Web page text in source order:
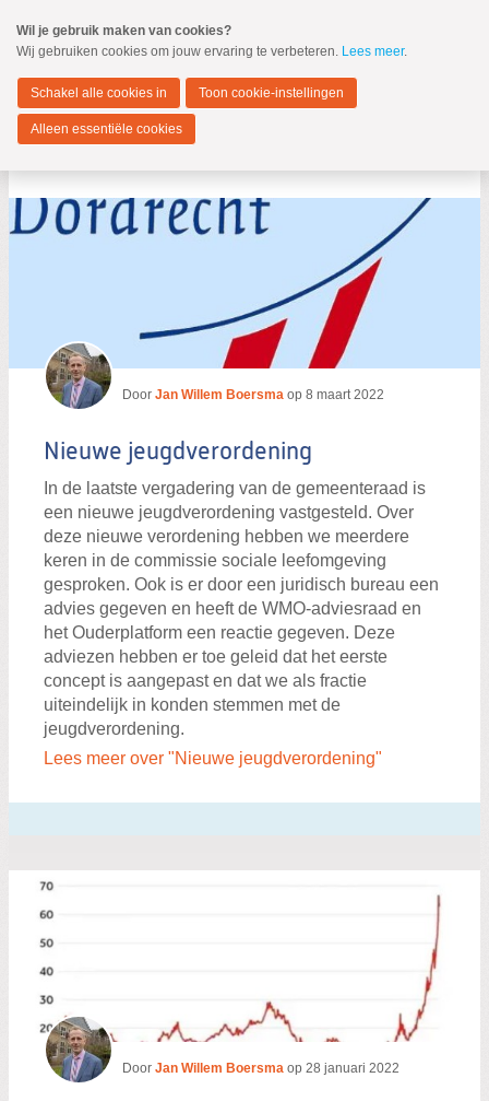
naar
Spring
de
inhoud
Spring
naar
Dordrecht
MENU
Zoeken
Door Jan Willem Boersma op 8 maart 2022
Nieuwe jeugdverordening
In de laatste vergadering van de gemeenteraad is
een nieuwe jeugdverordening vastgesteld. Over
deze nieuwe verordening hebben we meerdere
keren in de commissie sociale leefomgeving
gesproken. Ook is er door een juridisch bureau een
advies gegeven en heeft de WMO-adviesraad en
het Ouderplatform een reactie gegeven. Deze
adviezen hebben er toe geleid dat het eerste
concept is aangepast en dat we als fractie
uiteindelijk in konden stemmen met de
jeugdverordening.
Lees meer over "Nieuwe jeugdverordening"
Door Jan Willem Boersma op 28 januari 2022
Wil je gebruik maken van cookies?
Wij gebruiken cookies om jouw ervaring te verbeteren. Lees meer.
Schakel alle cookies in Toon cookie-instellingen
Alleen essentiële cookies